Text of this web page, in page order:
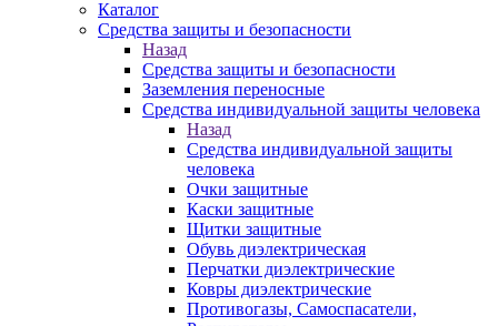
Каталог
Средства защиты и безопасности
Назад
Средства защиты и безопасности
Заземления переносные
Средства индивидуальной защиты человека
Назад
Средства индивидуальной защиты
человека
Очки защитные
Каски защитные
Щитки защитные
Обувь диэлектрическая
Перчатки диэлектрические
Ковры диэлектрические
Противогазы, Самоспасатели,